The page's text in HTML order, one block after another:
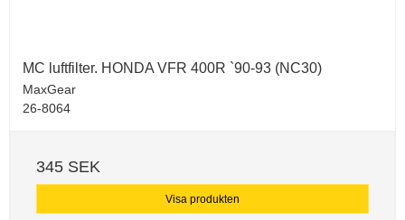
MC luftfilter. HONDA VFR 400R `90-93 (NC30)
MaxGear
26-8064
345 SEK
Visa produkten